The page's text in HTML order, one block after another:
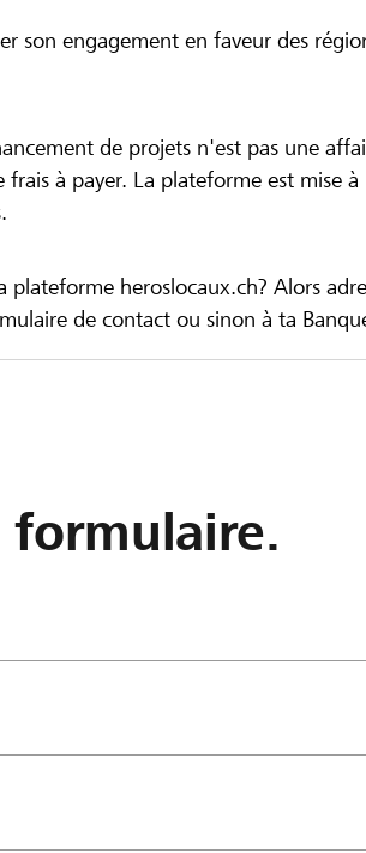
son engagement en faveur des
de projets n'est pas une
à payer. La plateforme est mise à
heroslocaux.ch? Alors
de contact ou sinon à ta
formulaire.